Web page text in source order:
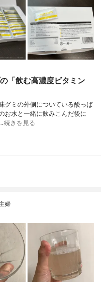
「飲む高濃度ビタミン
グミの外側についている酸っぱ
お水と一緒に飲みこんだ後に
続きを見る
婦